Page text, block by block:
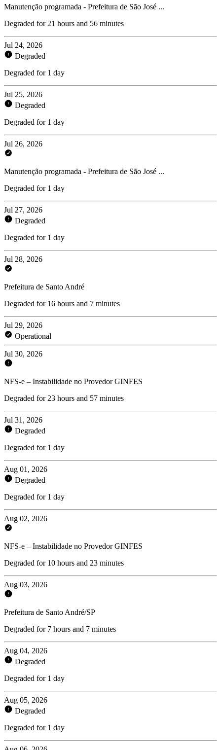
Manutenção programada - Prefeitura de São José ...
Degraded for 21 hours and 56 minutes
Jul 24, 2026
Degraded
Degraded for 1 day
Jul 25, 2026
Degraded
Degraded for 1 day
Jul 26, 2026
Manutenção programada - Prefeitura de São José ...
Degraded for 1 day
Jul 27, 2026
Degraded
Degraded for 1 day
Jul 28, 2026
Prefeitura de Santo André
Degraded for 16 hours and 7 minutes
Jul 29, 2026
Operational
Jul 30, 2026
NFS-e – Instabilidade no Provedor GINFES
Degraded for 23 hours and 57 minutes
Jul 31, 2026
Degraded
Degraded for 1 day
Aug 01, 2026
Degraded
Degraded for 1 day
Aug 02, 2026
NFS-e – Instabilidade no Provedor GINFES
Degraded for 10 hours and 23 minutes
Aug 03, 2026
Prefeitura de Santo André/SP
Degraded for 7 hours and 7 minutes
Aug 04, 2026
Degraded
Degraded for 1 day
Aug 05, 2026
Degraded
Degraded for 1 day